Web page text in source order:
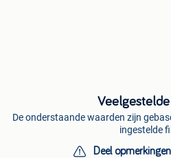
De onderstaande waarden zijn
ingestelde
Deel